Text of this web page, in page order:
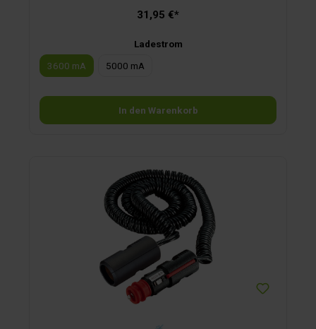
für USB-Geräte.
31,95 €*
Ladestrom
3600 mA
5000 mA
In den Warenkorb